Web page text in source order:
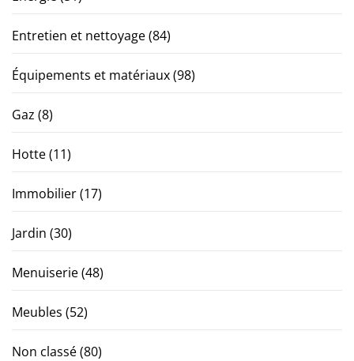
Entretien et nettoyage(84)
Équipements et matériaux(98)
Gaz (8)
Hotte(11)
Immobilier(17)
Jardin (30)
Menuiserie(48)
Meubles (52)
Non classé(80)